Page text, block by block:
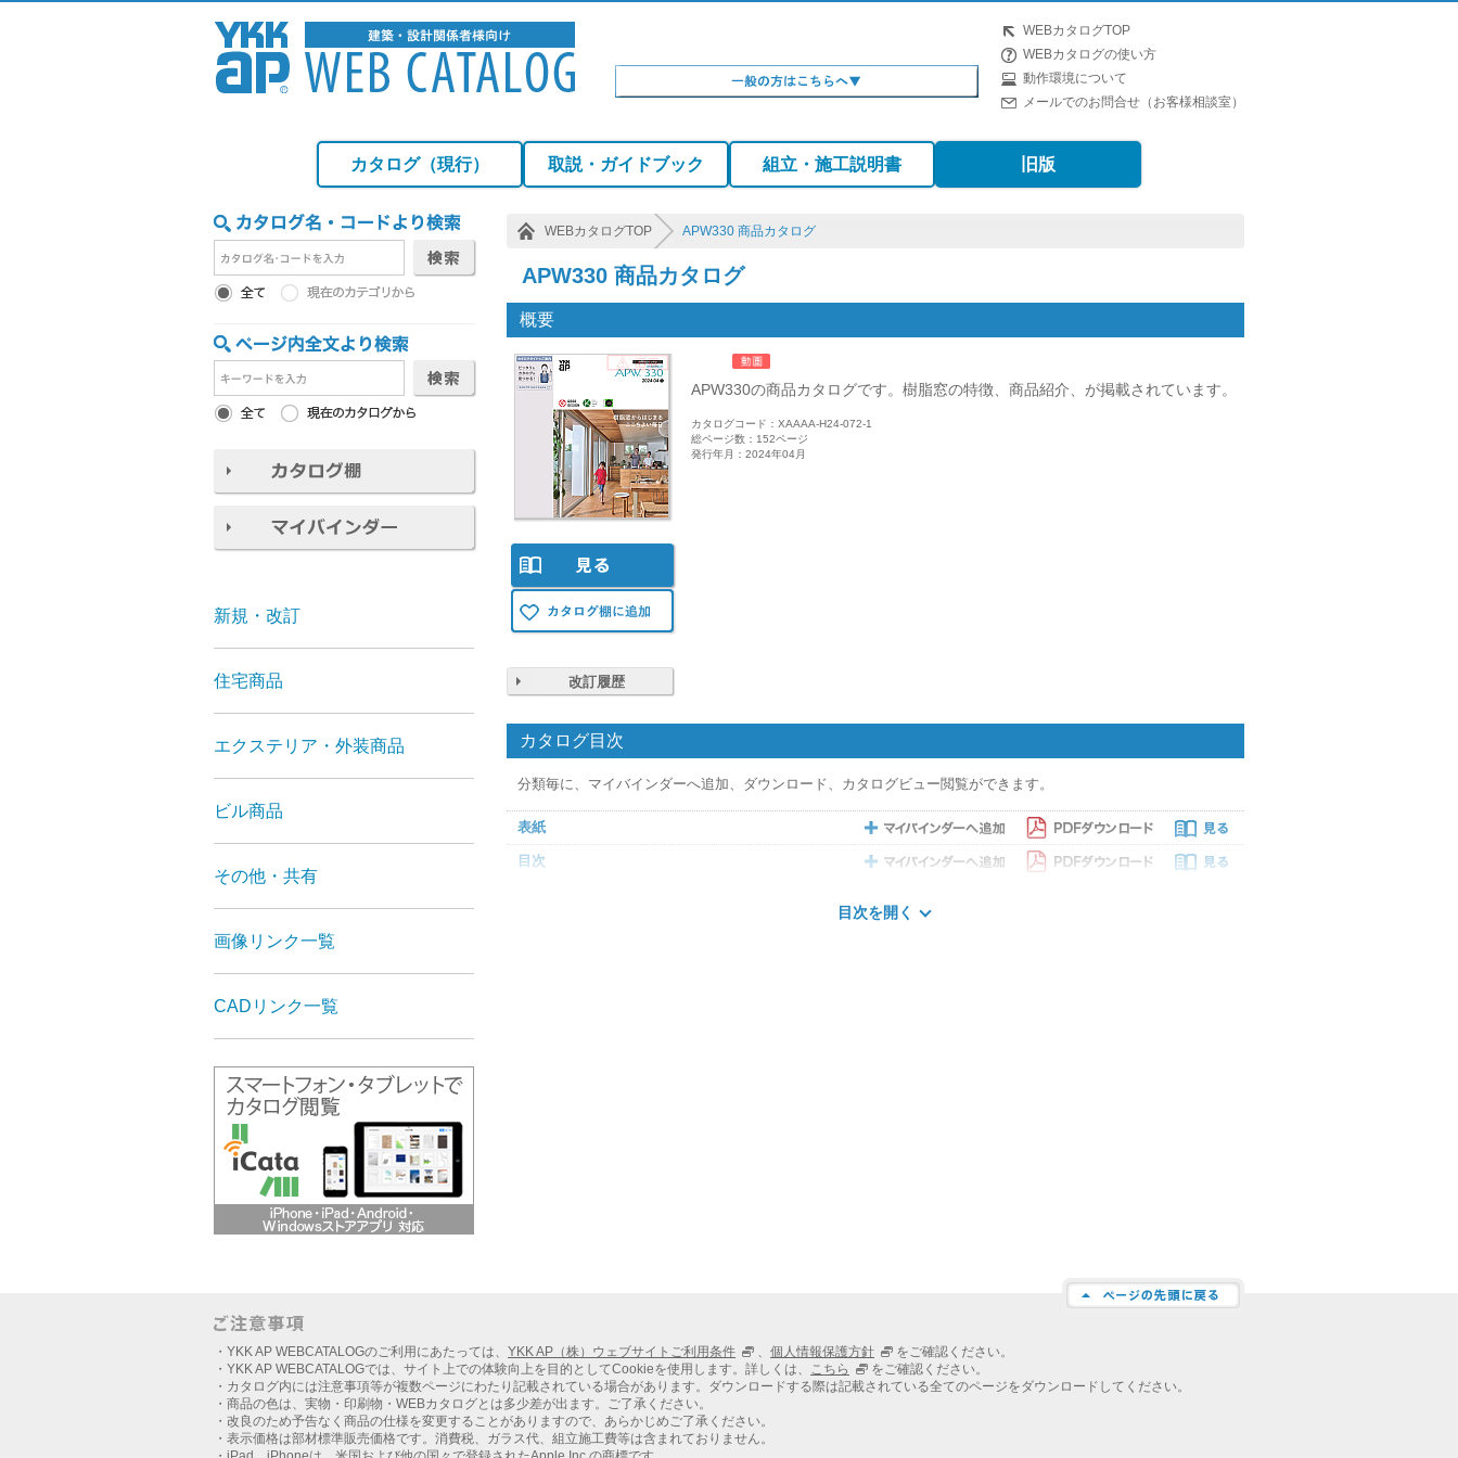
WEBカタログTOP
WEBカタログの使い方
動作環境について
メールでのお問合せ（お客様相談室）
カタログ（現行） 取説・ガイドブック 組立・施工説明書 旧版
WEBカタログTOP APW330 商品カタログ
APW330 商品カタログ
概要
APW330の商品カタログです。樹脂窓の特徴、商品紹介、が掲載されています。
カタログコード：XAAAA-H24-072-1
総ページ数：152ページ
発行年月：2024年04月
改訂履歴
カタログ目次
分類毎に、マイバインダーへ追加、ダウンロード、カタログビュー閲覧ができます。
表紙
目次
高所用すべり出し窓
FIX窓／FIX窓 スリムフレーム
ジョイント窓
目次を開く
新規・改訂
住宅商品
エクステリア・外装商品
ビル商品
その他・共有
画像リンク一覧
CADリンク一覧
・YKK AP WEBCATALOGのご利用にあたっては、 YKK AP（株）ウェブサイトご利用条件 、 個人情報保護方針
をご確認ください。
・YKK AP WEBCATALOGでは、サイト上での体験向上を目的としてCookieを使用します。詳しくは、 こちら
をご確認ください。
・カタログ内には注意事項等が複数ページにわたり記載されている場合があります。ダウンロードする際は記載されている全てのページをダウンロードしてください。
・商品の色は、実物・印刷物・WEBカタログとは多少差が出ます。ご了承ください。
・改良のため予告なく商品の仕様を変更することがありますので、あらかじめご了承ください。
・表示価格は部材標準販売価格です。消費税、ガラス代、組立施工費等は含まれておりません。